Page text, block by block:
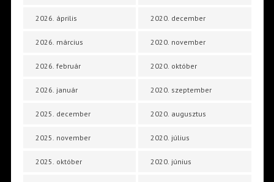
2026. április
2026. március
2026. február
2026. január
2025. december
2025. november
2025. október
2020. december
2020. november
2020. október
2020. szeptember
2020. augusztus
2020. július
2020. június